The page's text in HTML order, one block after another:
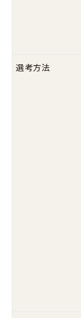
選考方法